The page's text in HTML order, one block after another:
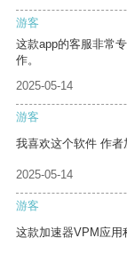
游客
这款app的客服非常
作。
2025-05-14
游客
我喜欢这个软件 作者
2025-05-14
游客
这款加速器VPM应用